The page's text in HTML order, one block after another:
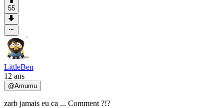
55
LittleBen
12 ans
@Amumu
zarb jamais eu ca ... Comment ?!?